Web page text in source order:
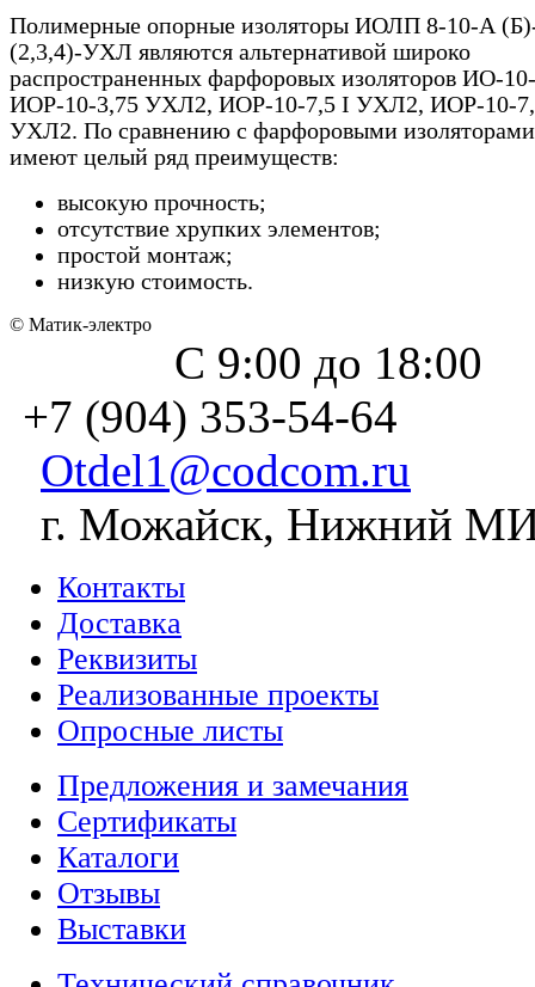
Полимерные опорные изоляторы ИОЛП 8-10-А
(2,3,4)-УХЛ являются альтернативой широко
распространенных фарфоровых изоляторов ИО-
ИОР-10-3,75 УХЛ2, ИОР-10-7,5 I УХЛ2, ИОР-10-
УХЛ2. По сравнению с фарфоровыми изоляторами
имеют целый ряд преимуществ:
высокую прочность;
отсутствие хрупких элементов;
простой монтаж;
низкую стоимость.
© Матик-электро
С 9:00 до 18:00
+7 (904) 353-54-64
Otdel1@codcom.ru
г. Можайск, Нижний
Контакты
Доставка
Реквизиты
Реализованные проекты
Опросные листы
Предложения и замечания
Сертификаты
Каталоги
Отзывы
Выставки